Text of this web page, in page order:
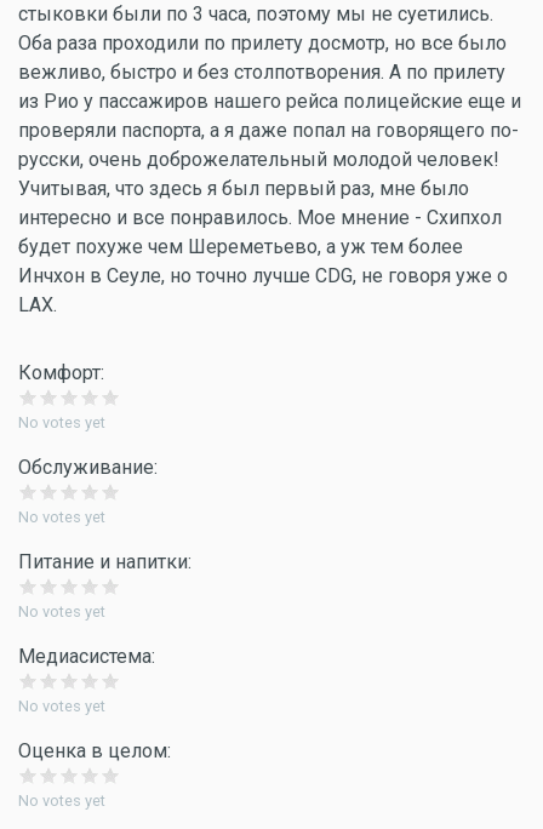
стыковки были по 3 часа, поэтому мы не суетились.
Оба раза проходили по прилету досмотр, но все было
вежливо, быстро и без столпотворения. А по прилету
из Рио у пассажиров нашего рейса полицейские еще и
проверяли паспорта, а я даже попал на говорящего по-
русски, очень доброжелательный молодой человек!
Учитывая, что здесь я был первый раз, мне было
интересно и все понравилось. Мое мнение - Схипхол
будет похуже чем Шереметьево, а уж тем более
Инчхон в Сеуле, но точно лучше CDG, не говоря уже о
LAX.
Комфорт:
No votes yet
Обслуживание:
No votes yet
Питание и напитки:
No votes yet
Медиасистема:
No votes yet
Оценка в целом:
No votes yet